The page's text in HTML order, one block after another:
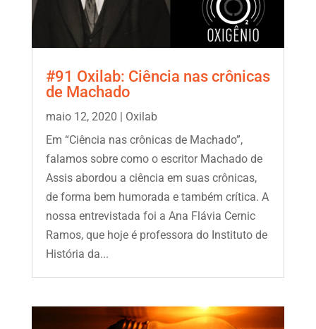
#91 Oxilab: Ciência nas crônicas
de Machado
maio 12, 2020 | Oxilab
Em “Ciência nas crônicas de Machado”,
falamos sobre como o escritor Machado de
Assis abordou a ciência em suas crônicas,
de forma bem humorada e também crítica. A
nossa entrevistada foi a Ana Flávia Cernic
Ramos, que hoje é professora do Instituto de
História da...